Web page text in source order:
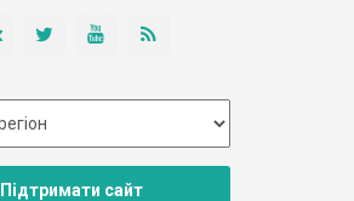
Підтримати сайт